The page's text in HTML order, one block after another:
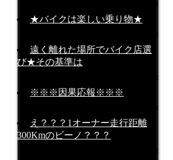
2026-07-13 at 13:33PM
★バイクは楽しい乗り物★
2026-07-11 at 09:00AM
遠く離れた場所でバイク店選
び★その基準は
2026-07-07 at 09:00AM
※※※因果応報※※※
2026-07-05 at 15:15PM
え？？？1オーナー走行距離
300Kmのビーノ？？？
2026-07-02 at 11:11AM